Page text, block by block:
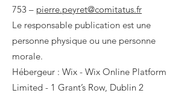
753 – pierre.peyret@comitatus.fr
Le responsable publication est une
personne physique ou une personne
morale.
Hébergeur : Wix - Wix Online Platform
Limited - 1 Grant’s Row, Dublin 2